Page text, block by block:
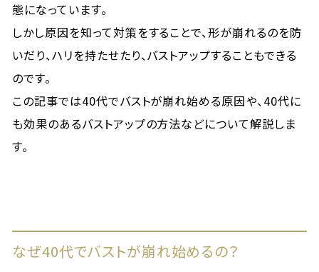
態になっています。
しかし原因を知って対策をすることで、形が崩れるのを防
いだり、ハリを持たせたり、バストアップすることもできる
のです。
この記事では40代でバストが崩れ始める原因や、40代に
も効果のあるバストアップの方法などについて解説しま
す。
なぜ40代でバストが崩れ始めるの？